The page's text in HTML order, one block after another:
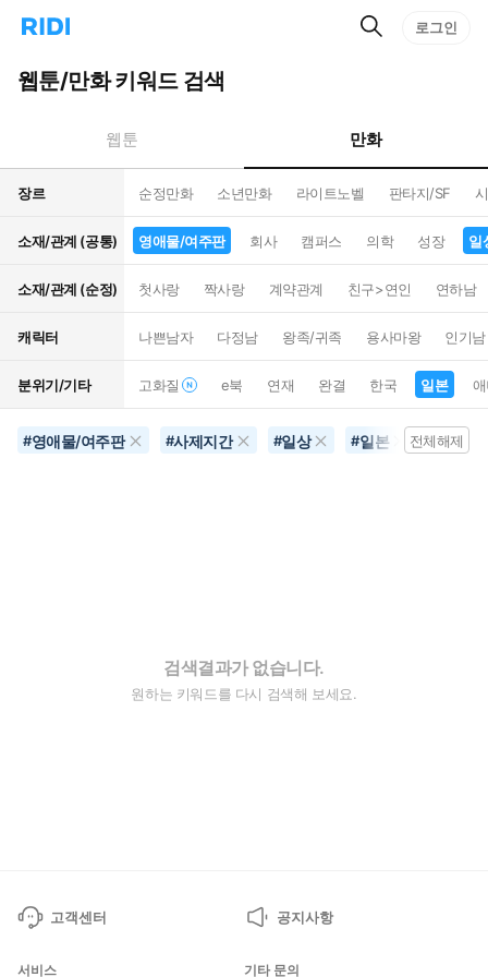
리
홈
으
턴
트
검
로그인
웹툰/만화 키워드 검색
웹툰 만화
장르 순정만화 소년만화 라이트노벨 판타지/SF
소재/관계 (공통) 영애물/여주판 회사 캠퍼스 의학 성장 일
소재/관계 (순정) 첫사랑 짝사랑 계약관계 친구>연인 연하남
캐릭터 나쁜남자 다정남 왕족/귀족 용사마왕 인기남
분위기/기타 고화질 e북 연재 완결 한국 일본
#영애물/여주판 #사제지간 #일상 #일본 #대체역
전체해제
검색결과가 없습니다.
원하는 키워드를 다시 검색해 보세요.
고객센터 공지사항
서비스 기타 문의